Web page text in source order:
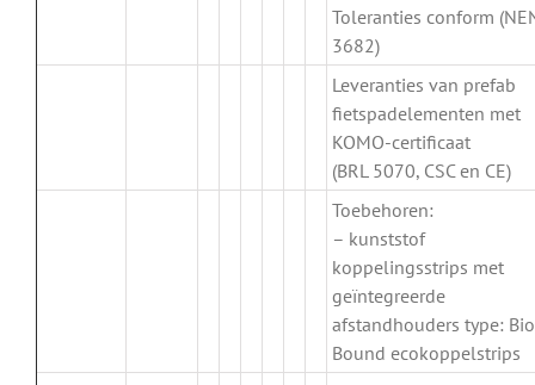
Toleranties conform
3682)
Leveranties van prefab
fietspadelementen met
KOMO-certificaat
(BRL 5070, CSC en CE)
Toebehoren:
– kunststof
koppelingsstrips met
geïntegreerde
afstandhouders type: Bio
Bound ecokoppelstrips